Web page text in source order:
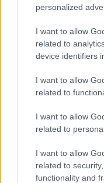
personalized
I want to allow
related to
device identifiers
I want to allow
related to
I want to allow
related to
I want to allow
related to
functionality and